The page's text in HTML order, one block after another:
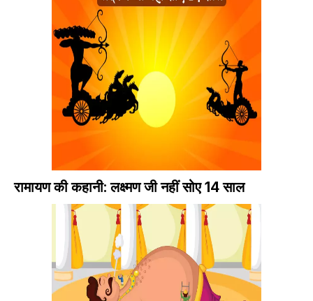
रामायण की कहानी: लक्ष्मण जी नहीं सोए 14 साल